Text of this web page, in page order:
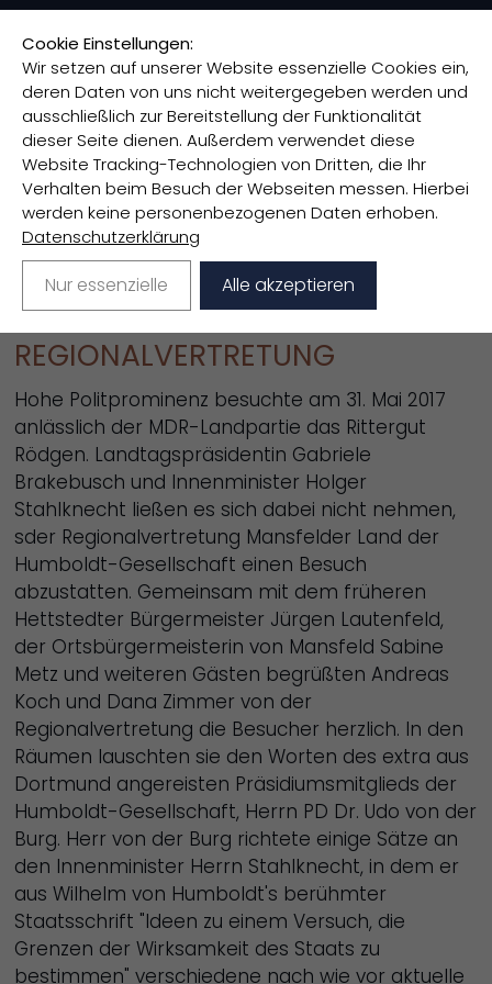
Regionalvertretung Mansfelder Land >
31. Mai 2017 MDR-Landpartie
31. MAI 2017 MDR-LANDPARTIE
LANDTAGSPRÄSIDENTIN UND
INNENMINISTER VON SACHSEN-
ANHALT BESUCHEN
REGIONALVERTRETUNG
Hohe Politprominenz besuchte am 31. Mai 2017
anlässlich der MDR-Landpartie das Rittergut
Rödgen. Landtagspräsidentin Gabriele
Brakebusch und Innenminister Holger
Stahlknecht ließen es sich dabei nicht nehmen,
sder Regionalvertretung Mansfelder Land der
Humboldt-Gesellschaft einen Besuch
abzustatten. Gemeinsam mit dem früheren
Hettstedter Bürgermeister Jürgen Lautenfeld,
der Ortsbürgermeisterin von Mansfeld Sabine
Metz und weiteren Gästen begrüßten Andreas
Koch und Dana Zimmer von der
Regionalvertretung die Besucher herzlich. In den
Räumen lauschten sie den Worten des extra aus
Dortmund angereisten Präsidiumsmitglieds der
Humboldt-Gesellschaft, Herrn PD Dr. Udo von der
Burg. Herr von der Burg richtete einige Sätze an
den Innenminister Herrn Stahlknecht, in dem er
aus Wilhelm von Humboldt's berühmter
Staatsschrift "Ideen zu einem Versuch, die
Grenzen der Wirksamkeit des Staats zu
bestimmen" verschiedene nach wie vor aktuelle
Cookie Einstellungen:
Wir setzen auf unserer Website essenzielle Cookies ein,
deren Daten von uns nicht weitergegeben werden und
ausschließlich zur Bereitstellung der Funktionalität
dieser Seite dienen. Außerdem verwendet diese
Website Tracking-Technologien von Dritten, die Ihr
Verhalten beim Besuch der Webseiten messen. Hierbei
werden keine personenbezogenen Daten erhoben.
Datenschutzerklärung
Nur essenzielle Alle akzeptieren